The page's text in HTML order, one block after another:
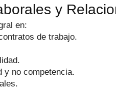
y
en:
de trabajo.
y no competencia.